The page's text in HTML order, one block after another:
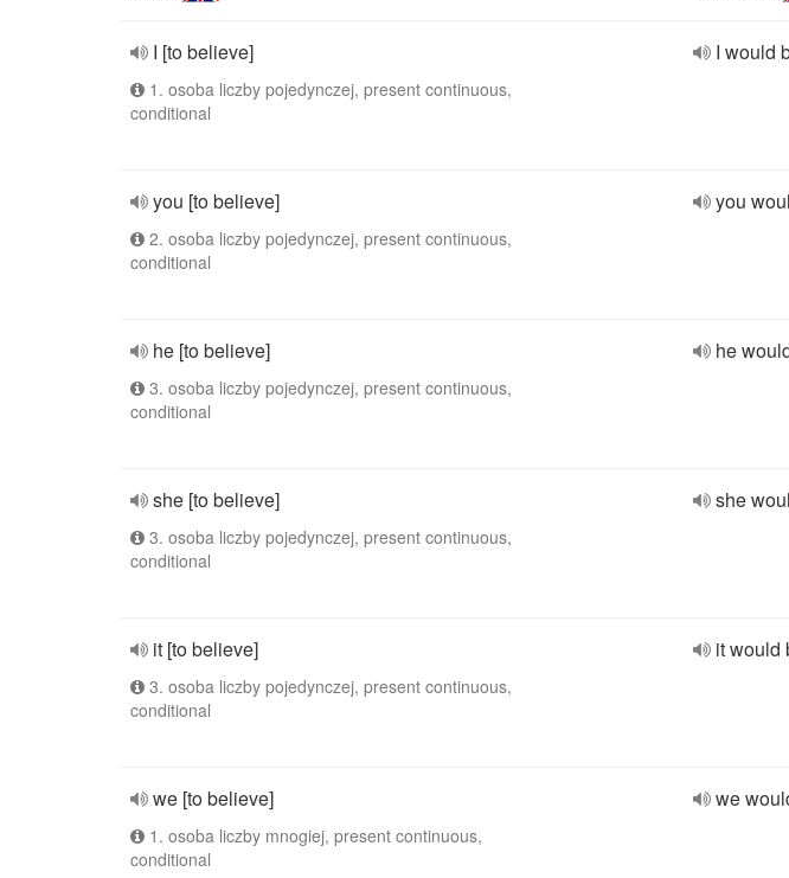
I [to believe]
1. osoba liczby pojedynczej, present continuous,
conditional
I would
you [to believe]
2. osoba liczby pojedynczej, present continuous,
conditional
you
he [to believe]
3. osoba liczby pojedynczej, present continuous,
conditional
he
she [to believe]
3. osoba liczby pojedynczej, present continuous,
conditional
she
it [to believe]
3. osoba liczby pojedynczej, present continuous,
conditional
it would
we [to believe]
1. osoba liczby mnogiej, present continuous,
conditional
we